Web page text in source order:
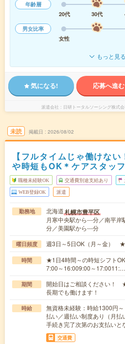
年齢層
20代
30代
男女比率
女性
もっと見る
気になる! 応募へ進む
派遣会社 日研トータルソーシング株式
未読 掲載日 2026/08/02
【フルタイムじゃ働けな
や時短もOK＊ケアスタッフ
職種未経験OK 交通費別途支給あり
WEB登録OK 派遣
勤務地 北海道札幌市豊平区
月寒中央駅から---分／南平
分／美園駅から---分
曜日頻度 週3日～5日OK（月～金）
時間
★1日4時間～の時短シフト
7:00～16:009:00～17:0011:…
期間
開始日はご相談ください！
長期でも働けます！
時給
無資格未経験：時給1300円
払い／週払い制度あり（月払
手続き完了次第のお支払いと
交通費